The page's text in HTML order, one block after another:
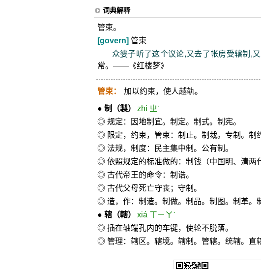
词典解释
管束。
[govern] 管束
众婆子听了这个议论,又去了帐房受辖制,
常。——《红楼梦》
管束： 加以约束，使人越轨。
● 制 （製）
zhì ㄓˋ
◎ 规定：因地制宜。制定。制式。制宪。
◎ 限定，约束，管束：制止。制裁。专制。制
◎ 法规，制度：民主集中制。公有制。
◎ 依照规定的标准做的：制钱（中国明、清两
◎ 古代帝王的命令：制诰。
◎ 古代父母死亡守丧；守制。
◎ 造，作：制造。制做。制品。制图。制革。
● 辖（轄）
xiá ㄒㄧㄚˊ
◎ 插在轴端孔内的车键，使轮不脱落。
◎ 管理：辖区。辖境。辖制。管辖。统辖。直